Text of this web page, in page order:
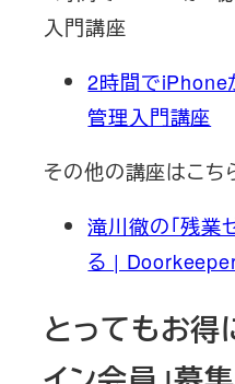
入門講座
2時間でiPhone
管理入門講座
その他の講座はこち
滝川徹の「残業
る |
とってもお得